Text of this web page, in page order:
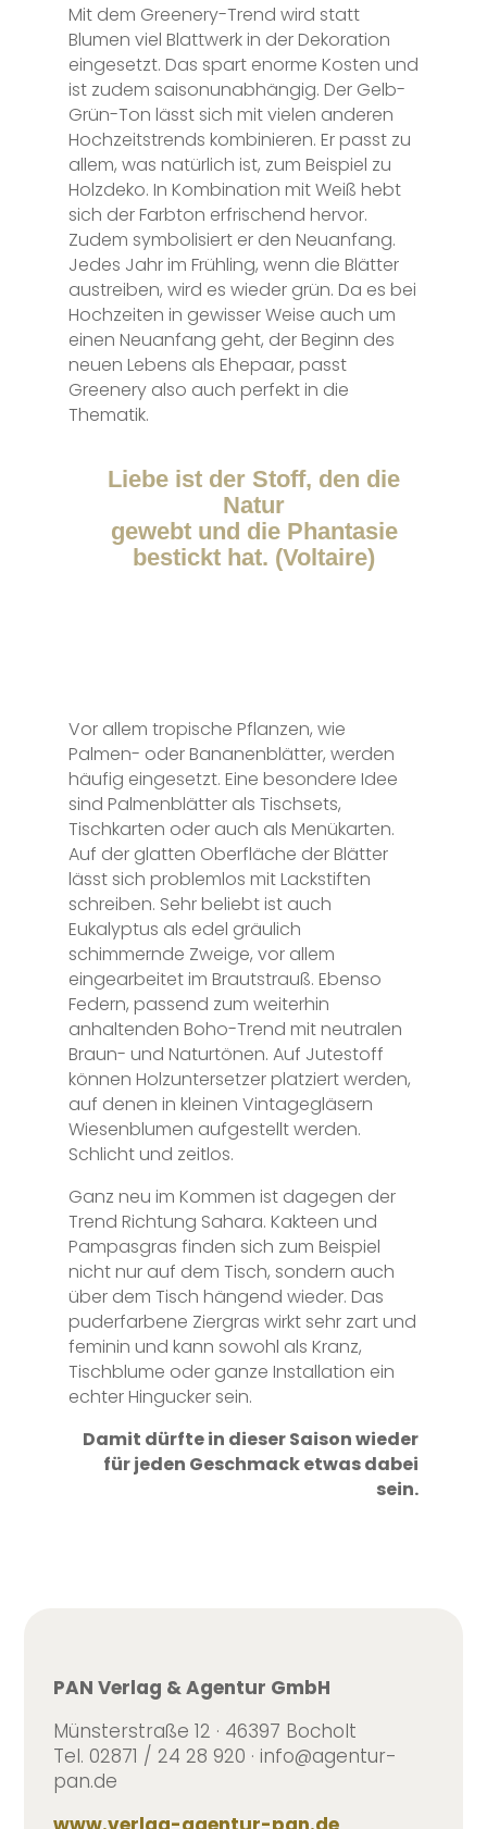
Mit dem Greenery-Trend wird statt
Blumen viel Blattwerk in der Dekoration
eingesetzt. Das spart enorme Kosten und
ist zudem saisonunabhängig. Der Gelb-
Grün-Ton lässt sich mit vielen anderen
Hochzeitstrends kombinieren. Er passt zu
allem, was natürlich ist, zum Beispiel zu
Holzdeko. In Kombination mit Weiß hebt
sich der Farbton erfrischend hervor.
Zudem symbolisiert er den Neuanfang.
Jedes Jahr im Frühling, wenn die Blätter
austreiben, wird es wieder grün. Da es bei
Hochzeiten in gewisser Weise auch um
einen Neuanfang geht, der Beginn des
neuen Lebens als Ehepaar, passt
Greenery also auch perfekt in die
Thematik.
Liebe ist der Stoff, den die
Natur
gewebt und die Phantasie
bestickt hat. (Voltaire)
Vor allem tropische Pflanzen, wie
Palmen- oder Bananenblätter, werden
häufig eingesetzt. Eine besondere Idee
sind Palmenblätter als Tischsets,
Tischkarten oder auch als Menükarten.
Auf der glatten Oberfläche der Blätter
lässt sich problemlos mit Lackstiften
schreiben. Sehr beliebt ist auch
Eukalyptus als edel gräulich
schimmernde Zweige, vor allem
eingearbeitet im Brautstrauß. Ebenso
Federn, passend zum weiterhin
anhaltenden Boho-Trend mit neutralen
Braun- und Naturtönen. Auf Jutestoff
können Holzuntersetzer platziert werden,
auf denen in kleinen Vintagegläsern
Wiesenblumen aufgestellt werden.
Schlicht und zeitlos.
Ganz neu im Kommen ist dagegen der
Trend Richtung Sahara. Kakteen und
Pampasgras finden sich zum Beispiel
nicht nur auf dem Tisch, sondern auch
über dem Tisch hängend wieder. Das
puderfarbene Ziergras wirkt sehr zart und
feminin und kann sowohl als Kranz,
Tischblume oder ganze Installation ein
echter Hingucker sein.
Damit dürfte in dieser Saison wieder
für jeden Geschmack etwas dabei
sein.
PAN Verlag & Agentur GmbH
Münsterstraße 12 · 46397 Bocholt
Tel. 02871 / 24 28 920 · info@agentur-
pan.de